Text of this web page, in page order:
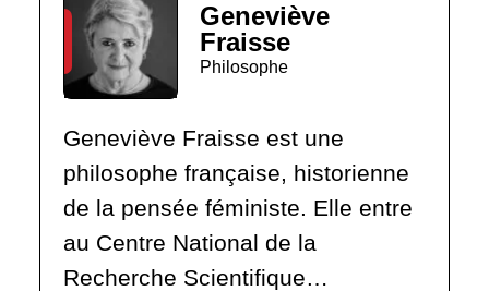
Geneviève
Fraisse
Philosophe
Geneviève Fraisse est une
philosophe française, historienne
de la pensée féministe. Elle entre
au Centre National de la
Recherche Scientifique…